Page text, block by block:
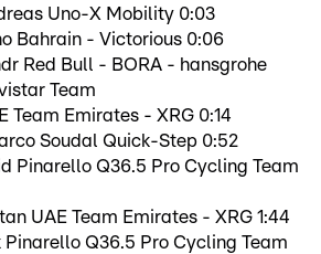
Uno-X Mobility 0:03
Bahrain - Victorious 0:06
Red Bull - BORA - hansgrohe
Team
Team Emirates - XRG 0:14
Soudal Quick-Step 0:52
Pinarello Q36.5 Pro Cycling Team
UAE Team Emirates - XRG 1:44
Pinarello Q36.5 Pro Cycling Team